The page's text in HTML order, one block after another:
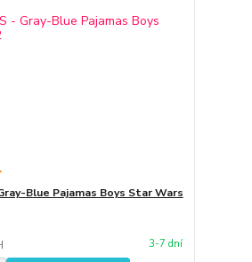
Blue Pajamas Boys Star Wars
3-7 dní